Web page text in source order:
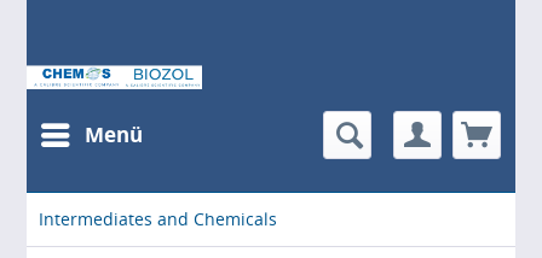
Menü
Intermediates and Chemicals